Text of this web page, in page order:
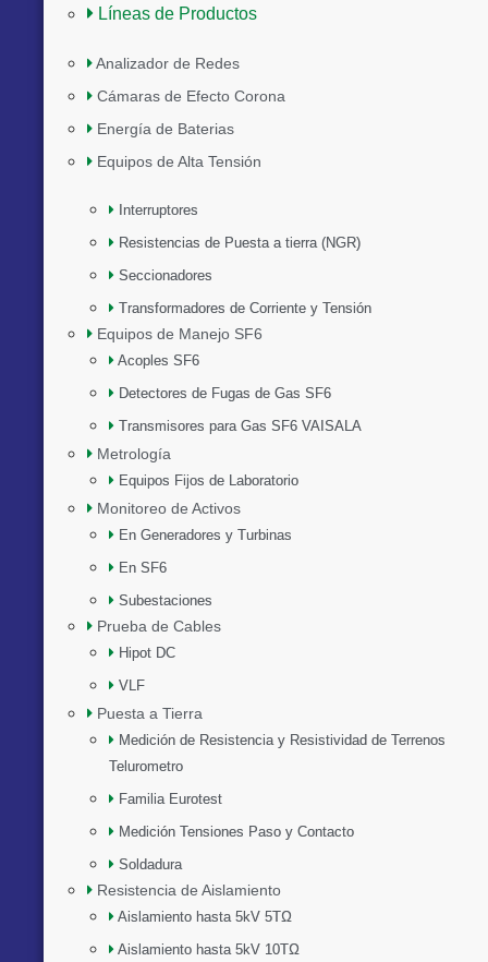
Líneas de Productos
Analizador de Redes
Cámaras de Efecto Corona
Energía de Baterias
Equipos de Alta Tensión
Interruptores
Resistencias de Puesta a tierra (NGR)
Seccionadores
Transformadores de Corriente y Tensión
Equipos de Manejo SF6
Acoples SF6
Detectores de Fugas de Gas SF6
Transmisores para Gas SF6 VAISALA
Metrología
Equipos Fijos de Laboratorio
Monitoreo de Activos
En Generadores y Turbinas
En SF6
Subestaciones
Prueba de Cables
Hipot DC
VLF
Puesta a Tierra
Medición de Resistencia y Resistividad de Terrenos
Telurometro
Familia Eurotest
Medición Tensiones Paso y Contacto
Soldadura
Resistencia de Aislamiento
Aislamiento hasta 5kV 5TΩ
Aislamiento hasta 5kV 10TΩ